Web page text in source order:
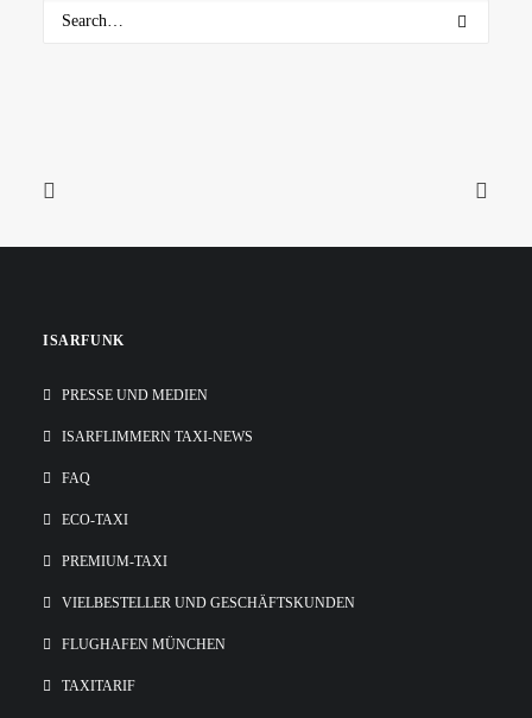
ISARFUNK
PRESSE UND MEDIEN
ISARFLIMMERN TAXI-NEWS
FAQ
ECO-TAXI
PREMIUM-TAXI
VIELBESTELLER UND GESCHÄFTSKUNDEN
FLUGHAFEN MÜNCHEN
TAXITARIF